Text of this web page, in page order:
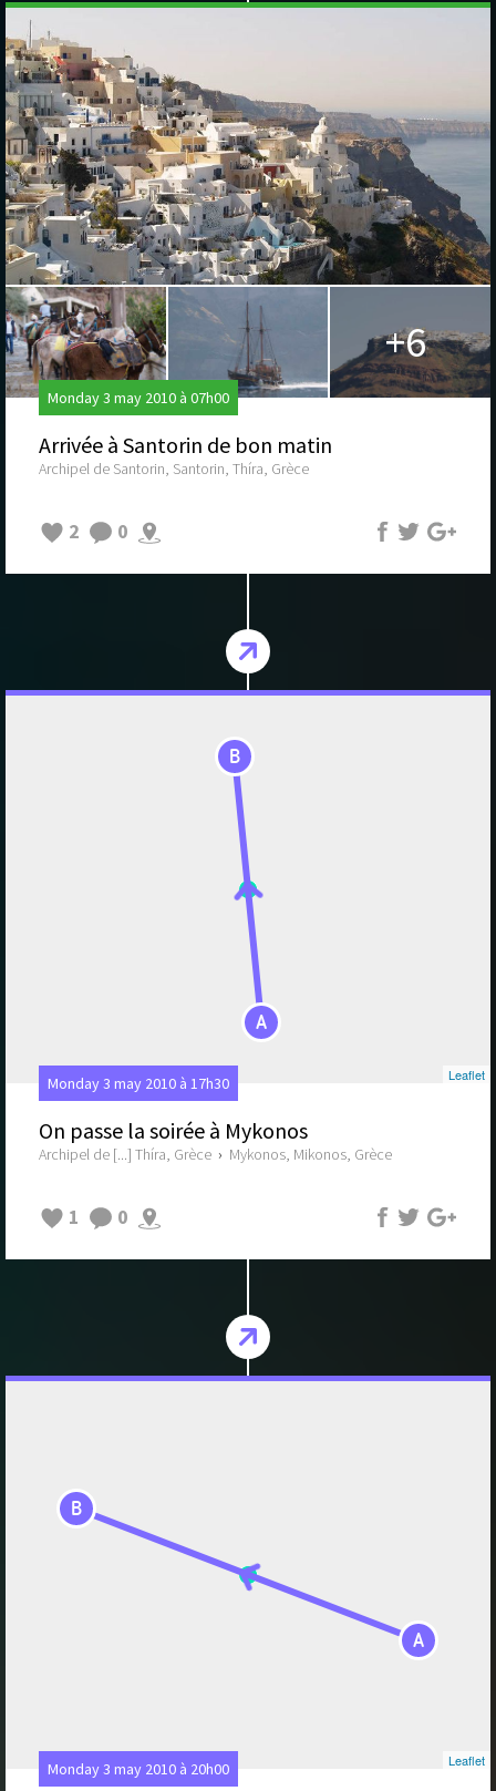
+6
Monday 3 may 2010 à 07h00
Arrivée à Santorin de bon matin
Archipel de Santorin, Santorin, Thíra, Grèce
2 0
A
B
Leaflet
Monday 3 may 2010 à 17h30
On passe la soirée à Mykonos
Archipel de [...] Thíra, Grèce › Mykonos, Mikonos, Grèce
1 0
A
B
Leaflet
Monday 3 may 2010 à 20h00